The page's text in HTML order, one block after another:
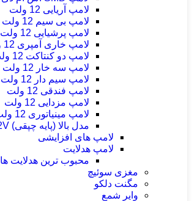
لامپ آریایی 12 ولت
لامپ بی سیم 12 ولت
لامپ پرشیایی 12 ولت
لامپ خاری آمپری 12 ولت
لامپ دو کنتاکت 12 ولت
لامپ سه خار 12 ولت
لامپ سیم دار 12 ولت
لامپ فندقی 12 ولت
لامپ مزدایی 12 ولت
لامپ مینیاتوری 12 ولت
مدل بالا (پایه چپقی) 12V
لامپ های افزایشی
لامپ هدلایت
محبوب ترین هدلایت ها
مغزی سوئیچ
مگنت دلکو
وایر شمع